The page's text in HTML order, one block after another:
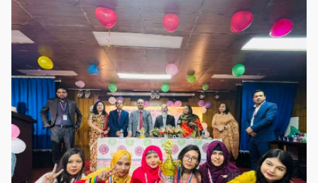
গৌরবের মুহূর্ত
গৌরবের মুহূর্ত